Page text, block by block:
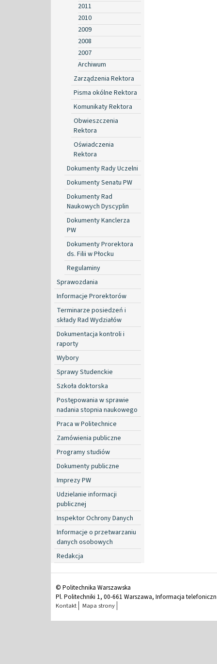
2011
2010
2009
2008
2007
Archiwum
Zarządzenia Rektora
Pisma okólne Rektora
Komunikaty Rektora
Obwieszczenia
Rektora
Oświadczenia
Rektora
Dokumenty Rady Uczelni
Dokumenty Senatu PW
Dokumenty Rad
Naukowych Dyscyplin
Dokumenty Kanclerza
PW
Dokumenty Prorektora
ds. Filii w Płocku
Regulaminy
Sprawozdania
Informacje Prorektorów
Terminarze posiedzeń i
składy Rad Wydziałów
Dokumentacja kontroli i
raporty
Wybory
Sprawy Studenckie
Szkoła doktorska
Postępowania w sprawie
nadania stopnia naukowego
Praca w Politechnice
Zamówienia publiczne
Programy studiów
Dokumenty publiczne
Imprezy PW
Udzielanie informacji
publicznej
Inspektor Ochrony Danych
Informacje o przetwarzaniu
danych osobowych
Redakcja
© Politechnika Warszawska
Pl. Politechniki 1, 00-661 Warszawa, Informacja
Kontakt Mapa strony